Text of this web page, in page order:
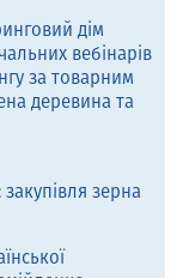
дім
вебінарів
за товарним
деревина та
зерна